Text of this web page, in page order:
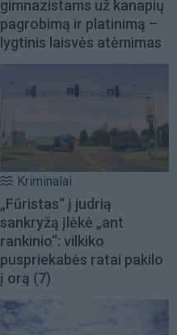
gimnazistams už kanapių
pagrobimą ir platinimą –
lygtinis laisvės atėmimas
Kriminalai
„Fūristas“ į judrią
sankryžą įlėkė „ant
rankinio“: vilkiko
puspriekabės ratai pakilo
į orą (7)